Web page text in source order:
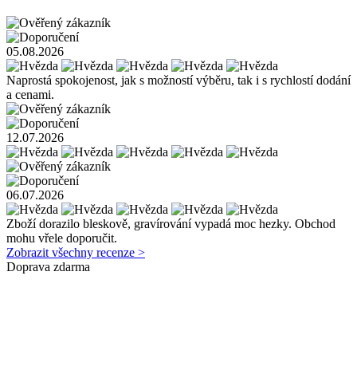
05.08.2026
Naprostá spokojenost, jak s možností výběru, tak i s rychlostí dodání
a cenami.
12.07.2026
06.07.2026
Zboží dorazilo bleskově, gravírování vypadá moc hezky. Obchod
mohu vřele doporučit.
Zobrazit všechny recenze >
Doprava zdarma